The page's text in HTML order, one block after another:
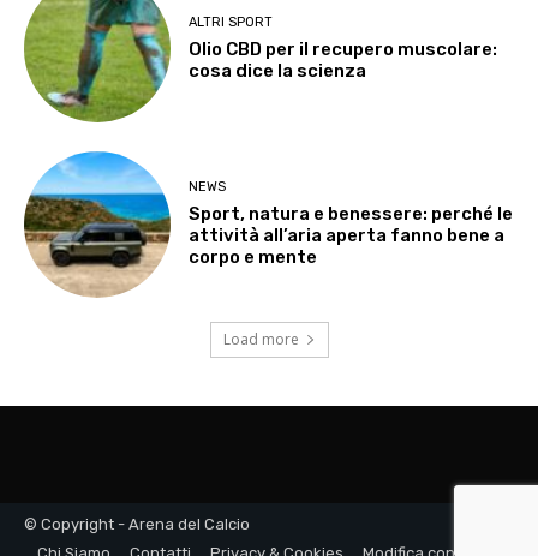
ALTRI SPORT
Olio CBD per il recupero muscolare:
cosa dice la scienza
NEWS
Sport, natura e benessere: perché le
attività all’aria aperta fanno bene a
corpo e mente
Load more
© Copyright - Arena del Calcio